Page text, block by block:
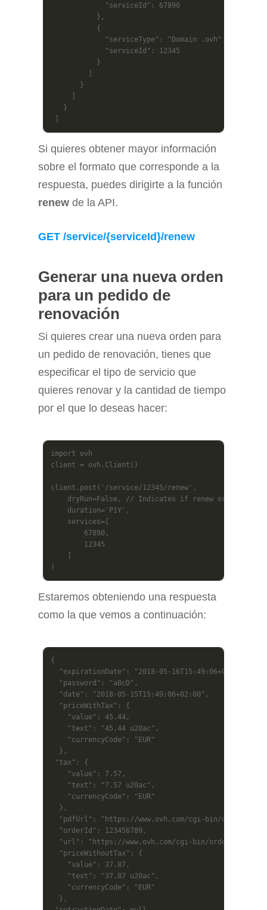
             "serviceId": 67890
           },
           {
             "serviceType": "Domain .ovh",
             "serviceId": 12345
           }
         ]
       }
     ]
   }
]
Si quieres obtener mayor información
sobre el formato que corresponde a la
respuesta, puedes dirigirte a la función
renew de la API.
GET /service/{serviceId}/renew
Generar una nueva orden
para un pedido de
renovación
Si quieres crear una nueva orden para
un pedido de renovación, tienes que
especificar el tipo de servicio que
quieres renovar y la cantidad de tiempo
por el que lo deseas hacer:
import ovh
client = ovh.Client()
client.post('/service/12345/renew',
dryRun=False, // Indicates if renew order is
    duration='P1Y',
    services=[
        67890,
        12345
    ]
)
Estaremos obteniendo una respuesta
como la que vemos a continuación:
{
  "expirationDate": "2018-05-16T15:49:06+02:00",
  "password": "aBcD",
  "date": "2018-05-15T15:49:06+02:00",
  "priceWithTax": {
    "value": 45.44,
    "text": "45.44 u20ac",
    "currencyCode": "EUR"
  },
"tax": {
    "value": 7.57,
    "text": "7.57 u20ac",
    "currencyCode": "EUR"
  },
"pdfUrl": "https://www.ovh.com/cgi-bin/order/
  "orderId": 123456789,
"url": "https://www.ovh.com/cgi-bin/order/
  "priceWithoutTax": {
    "value": 37.87,
    "text": "37.87 u20ac",
    "currencyCode": "EUR"
  },